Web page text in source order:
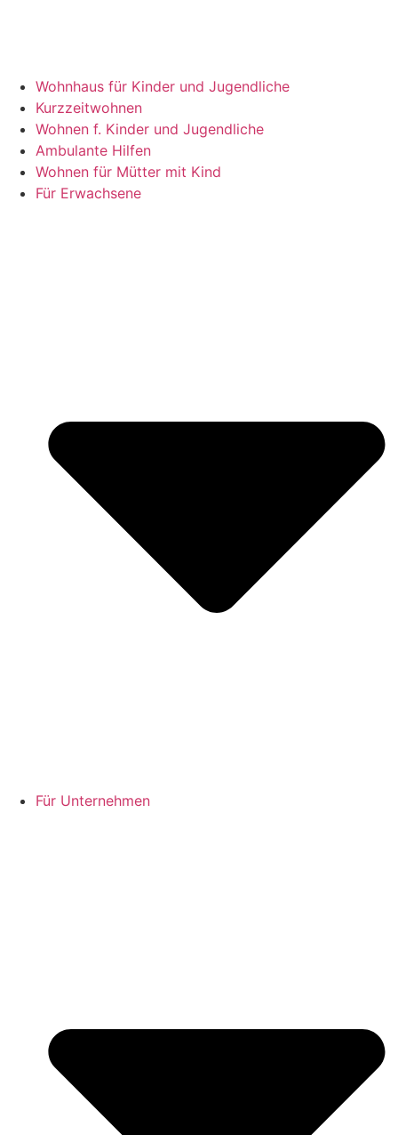
Wohnhaus für Kinder und Jugendliche
Kurzzeitwohnen
Wohnen f. Kinder und Jugendliche
Ambulante Hilfen
Wohnen für Mütter mit Kind
Für Erwachsene
Für Unternehmen